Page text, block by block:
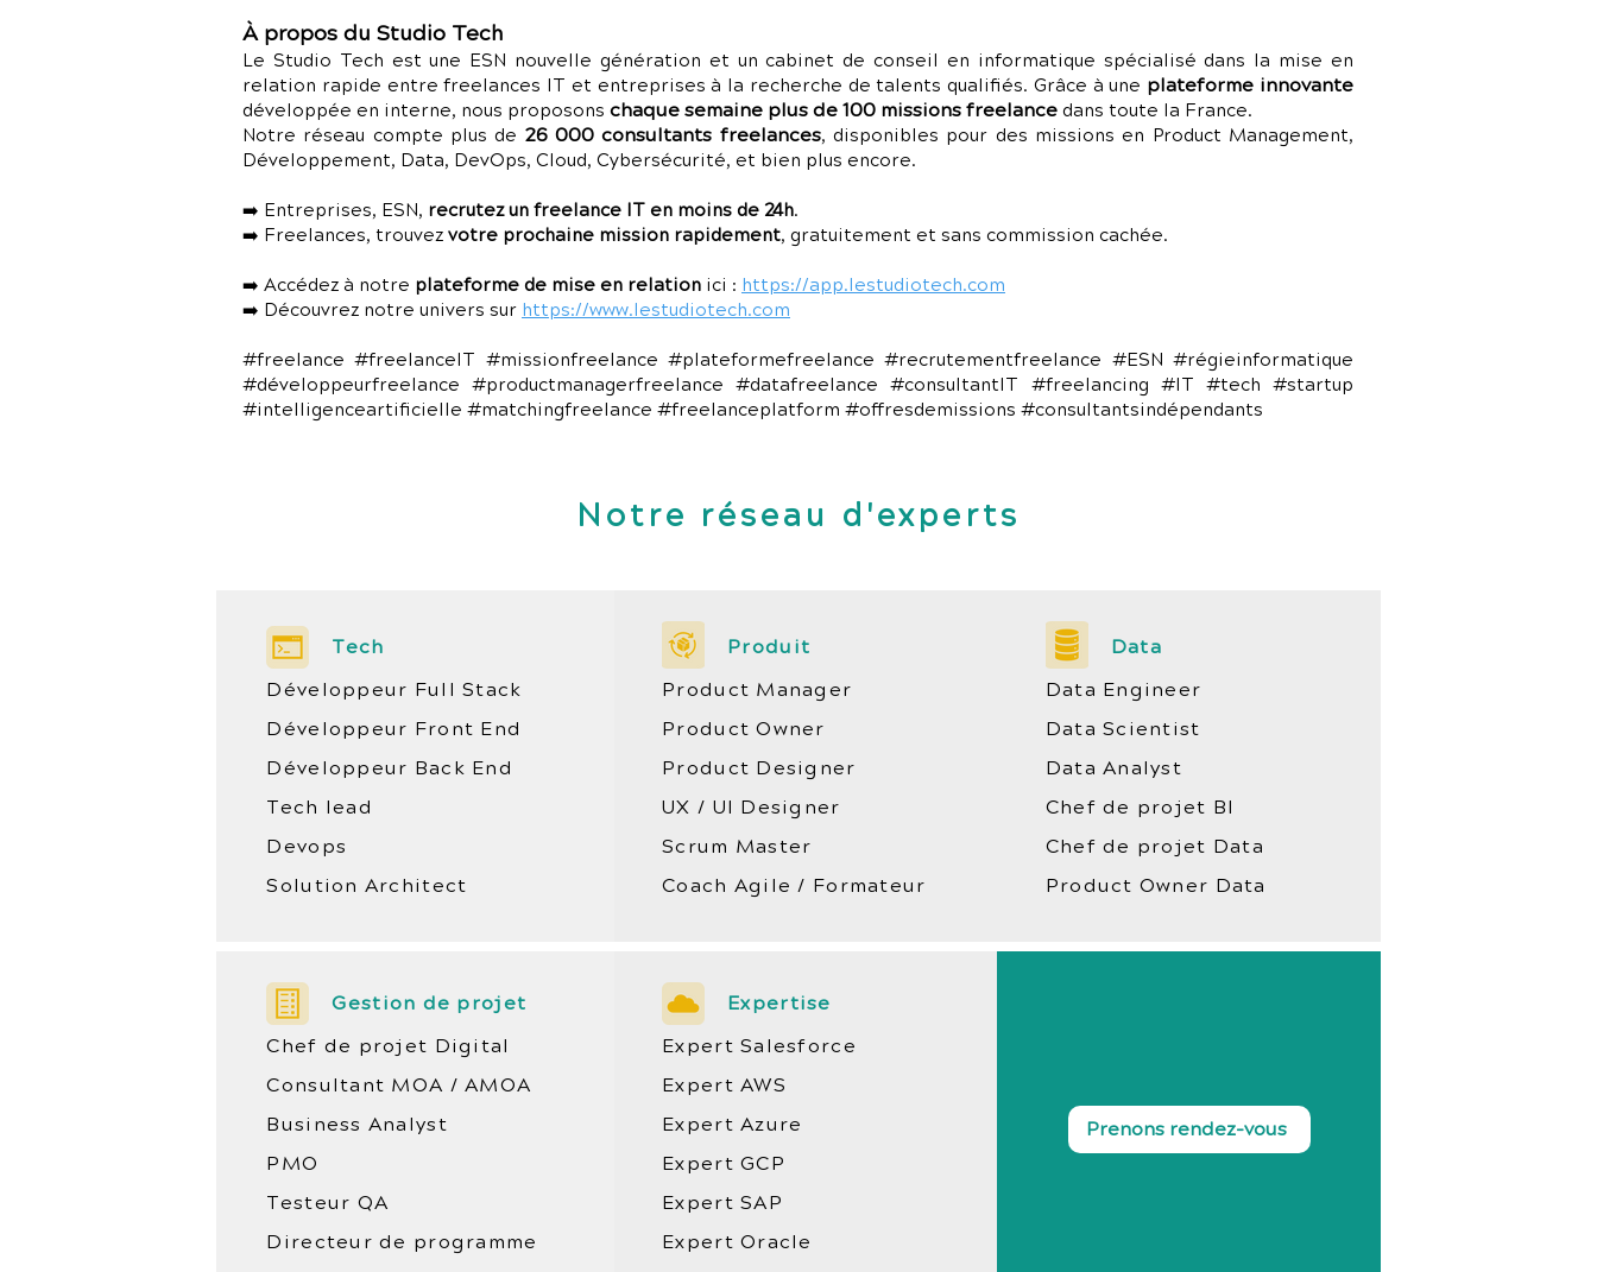
À propos du Studio Tech
Le Studio Tech est une ESN nouvelle génération et un cabinet de conseil en informatique spécialisé dans la mise en
relation rapide entre freelances IT et entreprises à la recherche de talents qualifiés. Grâce à une plateforme innovante
développée en interne, nous proposons chaque semaine plus de 100 missions freelancedans toute la France.
Notre réseau compte plus de 26 000 consultants freelances, disponibles pour des missions en Product Management,
Développement, Data, DevOps, Cloud, Cybersécurité, et bien plus encore.
➡️ Entreprises, ESN, recrutez un freelance IT en moins de 24h.
➡️ Freelances, trouvezvotre prochaine mission rapidement, gratuitement et sans commission cachée.
➡️ Accédez à notre plateforme de mise en relation ici : https://app.lestudiotech.com
➡️ Découvrez notre univers sur https://www.lestudiotech.com
#freelance #freelanceIT #missionfreelance #plateformefreelance #recrutementfreelance #ESN #régieinformatique
#développeurfreelance #productmanagerfreelance #datafreelance #consultantIT #freelancing #IT #tech #startup
#intelligenceartificielle #matchingfreelance #freelanceplatform #offresdemissions #consultantsindépendants
Notre réseau d'experts
Tech
Développeur Full Stack
Développeur Front End
Développeur Back End
Tech lead
Devops
Solution Architect
Produit
Product Manager
Product Owner
Product Designer
UX / UI Designer
Scrum Master
Coach Agile / Formateur
Data
Data Engineer
Data Scientist
Data Analyst
Chef de projet BI
Chef de projet Data
Product Owner Data
Gestion de projet
Chef de projet Digital
Consultant MOA / AMOA
Business Analyst
PMO
Testeur QA
Directeur de programme
Expertise
Expert Salesforce
Expert AWS
Expert Azure
Expert GCP
Expert SAP
Expert Oracle
Prenons rendez-vous